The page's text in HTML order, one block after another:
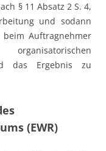
§ 11 Absatz 2 S. 4,
und sodann
Auftragnehmer
das Ergebnis zu
(EWR)